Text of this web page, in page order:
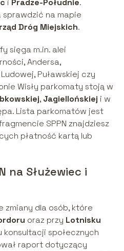
i Pradze-Południe.
sprawdzić na mapie
Dróg Miejskich.
sięga m.in. alei
Andersa,
Puławskiej czy
Wisły parkomaty stoją w
, Jagiellońskiej i w
Lista parkomatów jest
SPPN znajdziesz
płatność kartą lub
na Służewiec i
zmiany dla osób, które
oraz przy Lotnisku
konsultacji społecznych
raport dotyczący